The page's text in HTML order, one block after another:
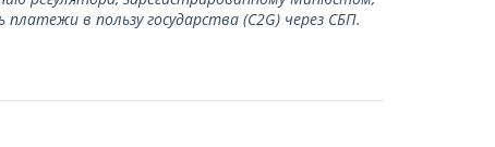
в пользу государства (С2G) через СБП.